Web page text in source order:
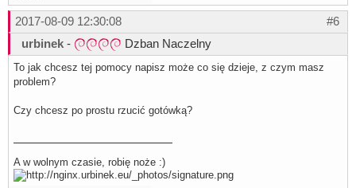
#6
2017-08-09 12:30:08
urbinek - Dzban Naczelny
To jak chcesz tej pomocy napisz może co się dzieje, z czym masz
problem?
Czy chcesz po prostu rzucić gotówką?
A w wolnym czasie, robię noże :)